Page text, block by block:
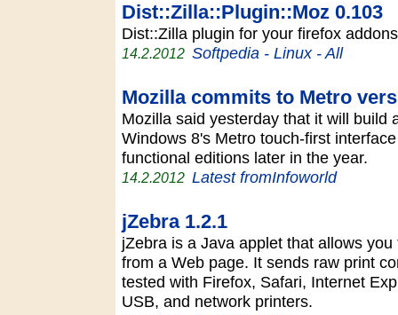
Dist::Zilla::Plugin::Moz 0.103
Dist::Zilla plugin for your firefox
14.2.2012 Softpedia - Linux - All
Mozilla commits to Metro
Mozilla said yesterday that it will build
Windows 8's Metro touch-first
functional editions later in the year.
14.2.2012 Latest fromInfoworld
jZebra 1.2.1
jZebra is a Java applet that allows
from a Web page. It sends raw print
tested with Firefox, Safari, Internet
USB, and network printers.